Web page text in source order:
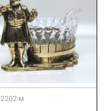
2202-м